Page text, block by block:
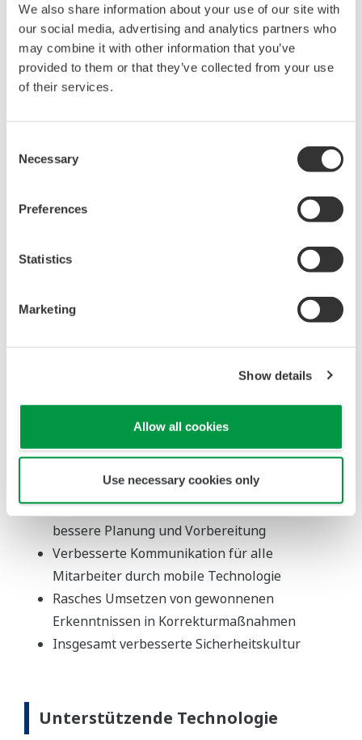
We also share information about your use of our site with
our social media, advertising and analytics partners who
may combine it with other information that you’ve
provided to them or that they’ve collected from your use
of their services.
Selection
Necessary
Preferences
Statistics
Marketing
Show details
Allow all cookies
Use necessary cookies only
Verknüpfung mit dem Wartungsmanagement-
(MMS/CMMS) oder anderen Systemen
Vorteile
Einige Vorteile des digitalen Permit-to-Work-
Systems von Yokogawa
Kostenvorteile durch höhere Effizienz
Verbindungen zu
Wartungsmanagementsystemen für eine
bessere Planung und Vorbereitung
Verbesserte Kommunikation für alle
Mitarbeiter durch mobile Technologie
Rasches Umsetzen von gewonnenen
Erkenntnissen in Korrekturmaßnahmen
Insgesamt verbesserte Sicherheitskultur
Unterstützende Technologie